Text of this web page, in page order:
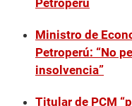
Ministro de
Petroperú: “No
insolvencia”
Titular de PCM